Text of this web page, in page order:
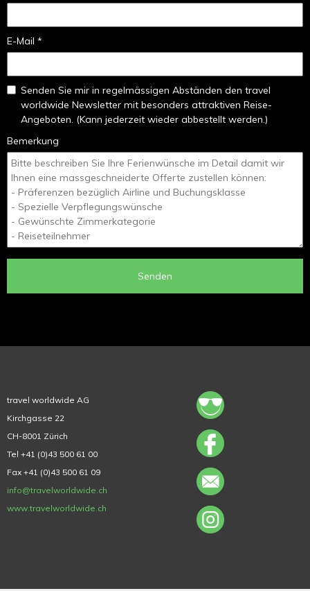
E-Mail *
Senden Sie mir in regelmässigen Abständen den travel
worldwide Newsletter mit besonders attraktiven Reise-
Angeboten. (Kann jederzeit wieder abbestellt werden.)
Bemerkung
Senden
travel worldwide AG
Kirchgasse 22
CH-8001 Zürich
Tel +41 (0)43 500 61 00
Fax +41 (0)43 500 61 09
info@travelworldwide.ch
www.travelworldwide.ch